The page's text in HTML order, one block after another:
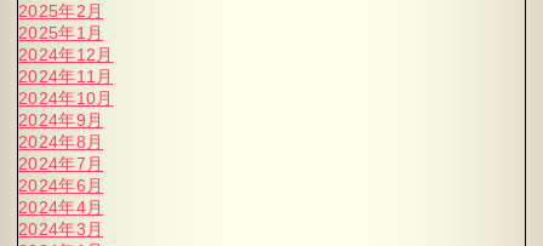
2025年2月
2025年1月
2024年12月
2024年11月
2024年10月
2024年9月
2024年8月
2024年7月
2024年6月
2024年4月
2024年3月